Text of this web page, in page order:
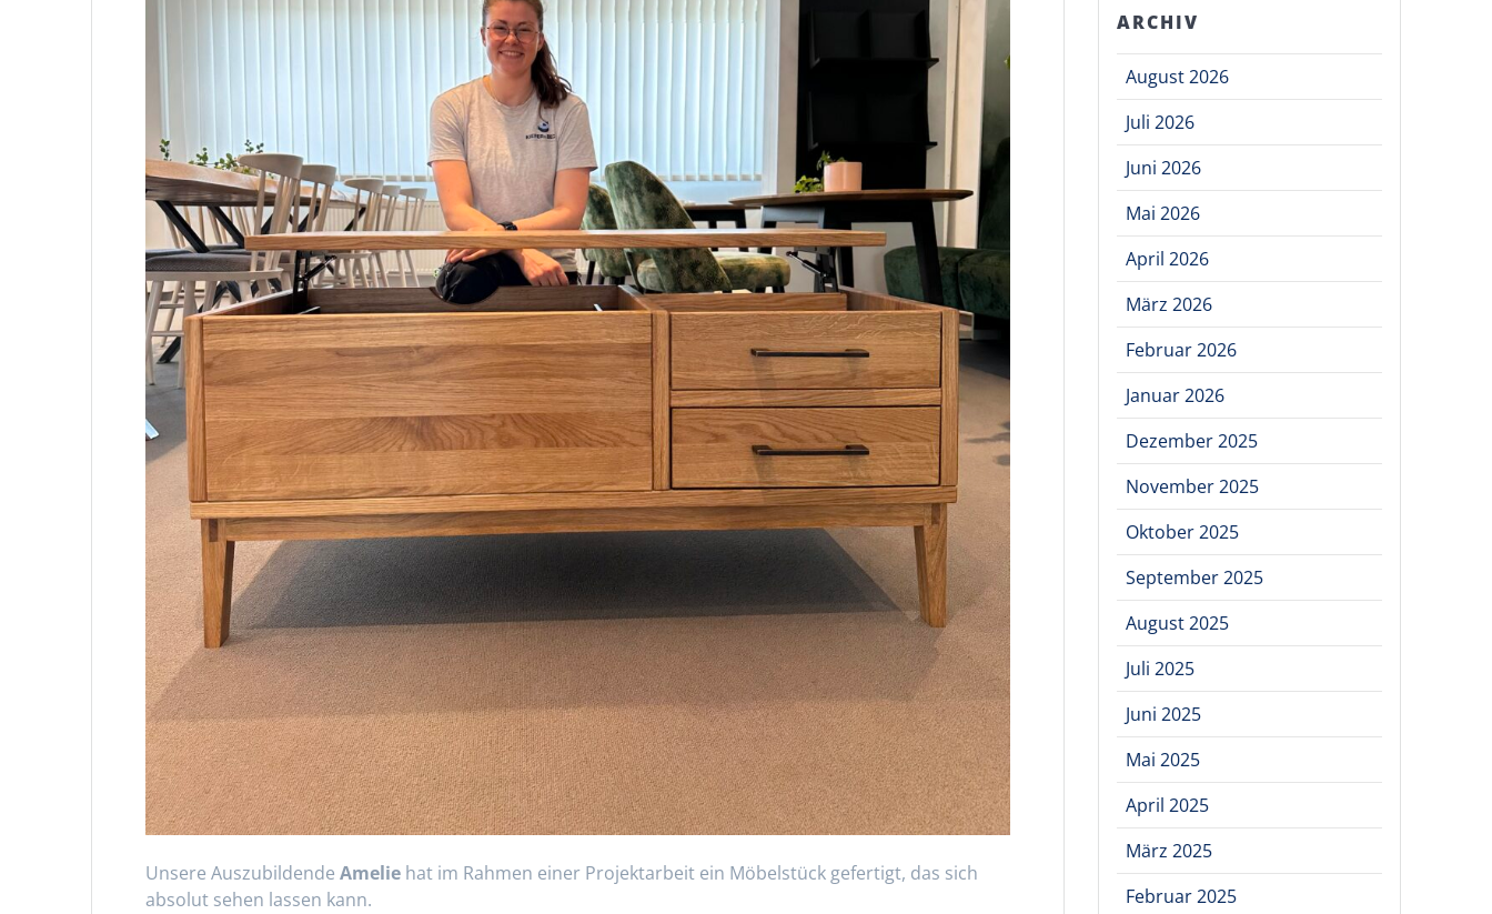
Unsere AuszubildendeAmelie hat im Rahmen einer Projektarbeit ein Möbelstück gefertigt, das sich
absolut sehen lassen kann.
ARCHIV
August 2026
Juli 2026
Juni 2026
Mai 2026
April 2026
März 2026
Februar 2026
Januar 2026
Dezember 2025
November 2025
Oktober 2025
September 2025
August 2025
Juli 2025
Juni 2025
Mai 2025
April 2025
März 2025
Februar 2025